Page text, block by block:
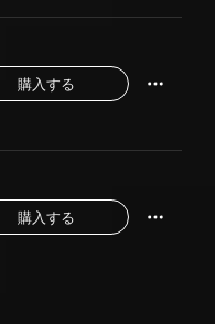
購入する
購入する